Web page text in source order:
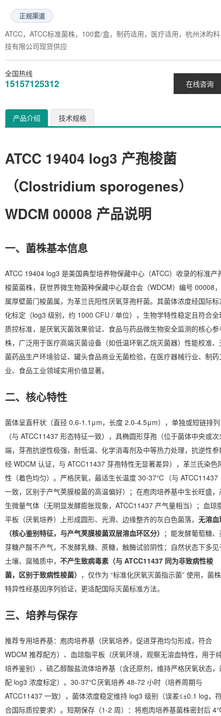
正规渠道
ATCC，ATCC标准菌株，100套/盒，制药适用，医疗适用，杭州沐昀科
技有限公司现货供应
在线咨询
全国热线
15157125312
产品介绍 技术规格
ATCC 19404 log3 产孢梭菌
（Clostridium sporogenes）
WDCM 00008 产品说明
一、菌株基本信息
ATCC 19404 log3 是美国典型培养物保藏中心（ATCC）收录的标准产
梭菌菌株，获世界微生物菌种保藏中心联合会（WDCM）编号 00008，
属厚壁菌门梭菌属，为革兰氏阳性厌氧芽孢杆菌。其菌体浓度经国际标
化标定（log3 级别，约 1000 CFU / 单位），生物学特性稳定且符合全
质控标准，是厌氧灭菌效果验证、食品与药品微生物安全监测的核心参
株，广泛用于医疗高端灭菌设备（如低温环氧乙烷灭菌器）性能校准、
菌药品生产环境验证、罐头食品商业无菌检验，在医疗器械行业、制药
业、食品工业领域实用价值显著。
二、核心特性
菌体呈直杆状（直径 0.6-1.1μm，长度 2.0-4.5μm），单独或短链排列
（与 ATCC11437 形态特征一致），具椭圆形芽孢（位于菌体中央或次
端，芽孢抗逆性极强，耐低温、化学消毒剂及中等热力处理，抗逆性参
经 WDCM 认证，与 ATCC11437 芽孢特性无显著差异），革兰氏染色
性（着色均匀）。严格厌氧，最适生长温度 30-37℃（与 ATCC11437
一致，区别于产气荚膜梭菌的高温偏好）；在庖肉培养基中生长旺盛，
生微量气体（无明显发酵膨胀现象，ATCC11437 产气量相当）；血琼
平板（厌氧培养）上形成圆形、光滑、边缘整齐的灰白色菌落， 无溶血
（核心鉴别特征，与产气荚膜梭菌双层溶血环区分） ；能发酵葡萄糖、
芽糖产酸不产气，不发酵乳糖、蔗糖，触酶试验阴性；自然状态下多见
土壤、腐殖质中， 不产生致病毒素（与 ATCC11437 同为非致病性梭
菌，区别于致病性梭菌） ，仅作为 “标准化厌氧灭菌指示菌” 使用，菌株
特异性经基因序列验证，更适配国际灭菌标准方法。
三、培养与保存
推荐专用培养基：庖肉培养基（厌氧培养，促进芽孢均匀形成，符合
WDCM 推荐配方）、血琼脂平板（厌氧环境，观察无溶血特性，用于
培养鉴别）、硫乙醇酸盐流体培养基（含还原剂，维持严格厌氧状态，
配 log3 浓度标定）。30-37℃厌氧培养 48-72 小时（培养周期与
ATCC11437 一致），菌体浓度稳定维持 log3 级别（误差≤±0.1 log，
合国际质控要求）。短期保存（1-2 周）：将庖肉培养基菌株密封后